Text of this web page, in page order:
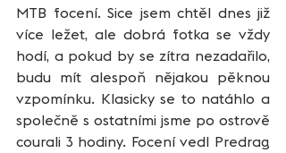
MTB focení. Sice jsem chtěl dnes již
více ležet, ale dobrá fotka se vždy
hodí, a pokud by se zítra nezadařilo,
budu mít alespoň nějakou pěknou
vzpomínku. Klasicky se to natáhlo a
společně s ostatními jsme po ostrově
courali 3 hodiny. Focení vedl Predrag